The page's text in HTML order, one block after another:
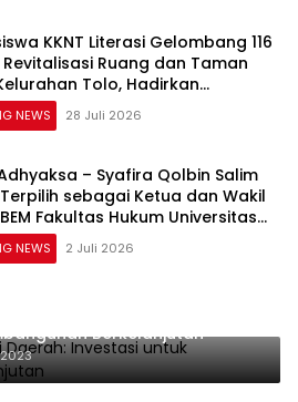
KKNT Literasi Gelombang 116
Revitalisasi Ruang dan Taman
Tolo, Hadirkan
sebagai Pusat Literasi
NEWS 28 Juli 2026
– Syafira Qolbin Salim
sebagai Ketua dan Wakil
Fakultas Hukum Universitas
2026–2027
NEWS 2 Juli 2026
Retribusi Daerah: Investasi
Berkelanjutan